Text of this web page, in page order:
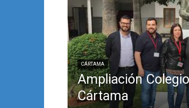
CÁRTAMA
Ampliación
Cártama